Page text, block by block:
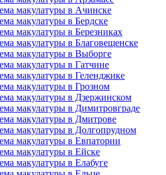
макулатуры в Ачинске
макулатуры в Бердске
макулатуры в Березниках
макулатуры в Благовещенске
макулатуры в Выборге
макулатуры в Гатчине
макулатуры в Геленджике
макулатуры в Грозном
макулатуры в Дзержинском
макулатуры в Димитровграде
макулатуры в Дмитрове
макулатуры в Долгопрудном
макулатуры в Евпатории
макулатуры в Ейске
макулатуры в Елабуге